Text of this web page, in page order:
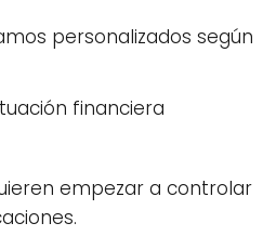
personalizados según
financiera
empezar a controlar